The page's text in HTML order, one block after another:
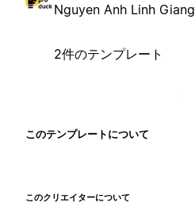
Nguyen Anh Linh Giang
2件のテンプレート
このテンプレートについて
このクリエイターについて